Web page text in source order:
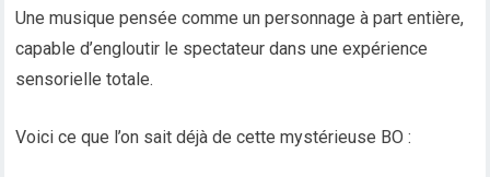
Une musique pensée comme un personnage à part entière,
capable d’engloutir le spectateur dans une expérience
sensorielle totale.
Voici ce que l’on sait déjà de cette mystérieuse BO :